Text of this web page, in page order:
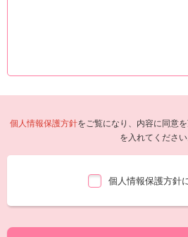
個人情報保護方針をご覧になり、内容に同意
を入れてください
個人情報保護方針